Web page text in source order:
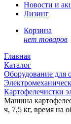
Новости и
Лизинг
Корзина
нет товаров
Главная
Каталог
Оборудование для
Картофелечистки
Машина
ч, 7,5 кг, время на